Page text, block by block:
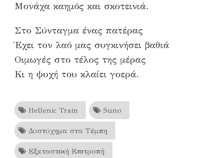
Μονάχα καημός και σκοτεινιά.
Στο Σύνταγμα ένας πατέρας
Έχει τον λαό μας συγκινήσει βαθιά
Οιμωγές στο τέλος της μέρας
Κι η ψυχή του κλαίει γοερά.
Hellenic Train Suno
Δυστύχημα στα Τέμπη
Εξεταστική Επιτροπή